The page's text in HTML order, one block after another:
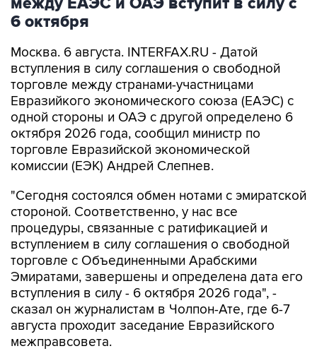
6 октября
Москва. 6 августа. INTERFAX.RU - Датой
вступления в силу соглашения о свободной
торговле между странами-участницами
Евразийкого экономического союза (ЕАЭС) с
одной стороны и ОАЭ с другой определено 6
октября 2026 года, сообщил министр по
торговле Евразийской экономической
комиссии (ЕЭК) Андрей Слепнев.
"Сегодня состоялся обмен нотами с эмиратской
стороной. Соответственно, у нас все
процедуры, связанные с ратификацией и
вступлением в силу соглашения о свободной
торговле с Объединенными Арабскими
Эмиратами, завершены и определена дата его
вступления в силу - 6 октября 2026 года", -
сказал он журналистам в Чолпон-Ате, где 6-7
августа проходит заседание Евразийского
межправсовета.